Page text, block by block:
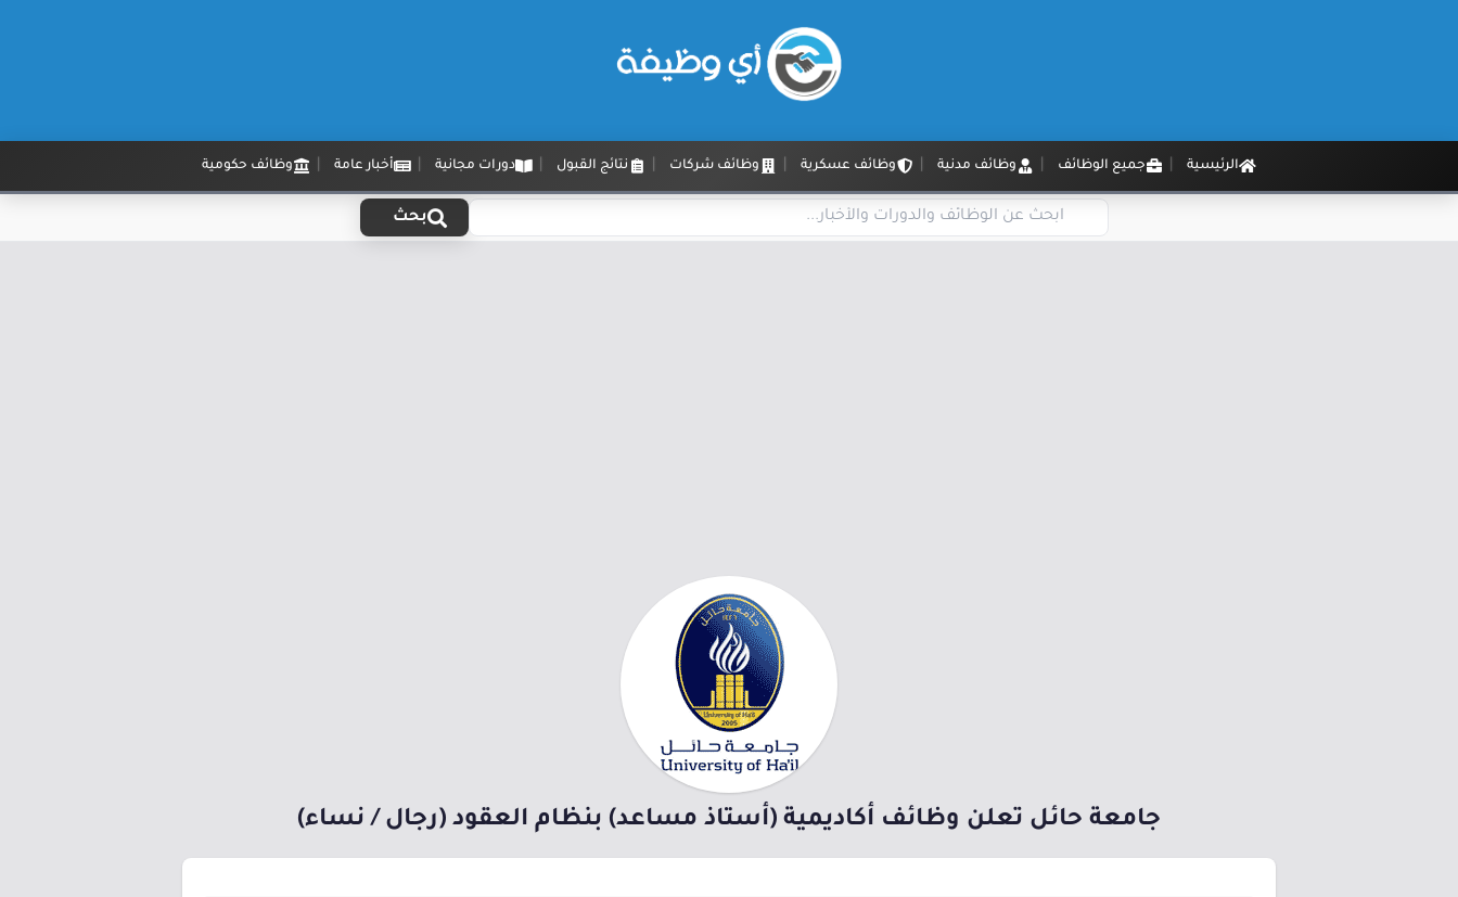
الرئيسية جميع الوظائف وظائف مدنية وظائف عسكرية وظائف شركات نتائج القبول دورات مجانية أخبار عامة وظائف حكومية
بحث
جامعة حائل تعلن وظائف أكاديمية (أستاذ مساعد) بنظام العقود (رجال / نساء)